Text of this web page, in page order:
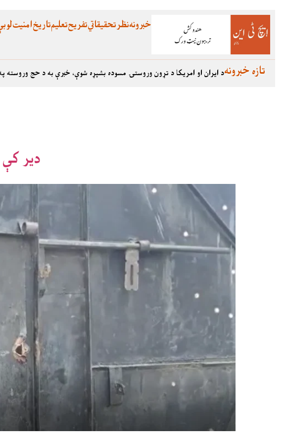
امنیتتاریختعلیمتفریحتحقیقاتينظرخبرونه
د ایران او امریکا د تړون وروستۍ مسوده بشپړه شوې، خبرې به د حج وروستهتازه خبرونه
دیر